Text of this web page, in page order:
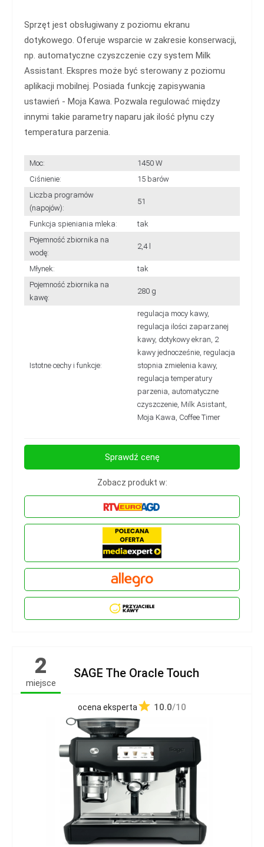
Sprzęt jest obsługiwany z poziomu ekranu
dotykowego. Oferuje wsparcie w zakresie konserwacji,
np. automatyczne czyszczenie czy system Milk
Assistant. Ekspres może być sterowany z poziomu
aplikacji mobilnej. Posiada funkcję zapisywania
ustawień - Moja Kawa. Pozwala regulować między
innymi takie parametry naparu jak ilość płynu czy
temperatura parzenia.
Moc:
1450 W
Ciśnienie:
15 barów
Liczba programów
(napojów):
51
Funkcja spieniania mleka:
tak
Pojemność zbiornika na
wodę:
2,4 l
Młynek:
tak
Pojemność zbiornika na
kawę:
280 g
Istotne cechy i funkcje:
regulacja mocy kawy,
regulacja ilości zaparzanej
kawy, dotykowy ekran, 2
kawy jednocześnie, regulacja
stopnia zmielenia kawy,
regulacja temperatury
parzenia, automatyczne
czyszczenie, Milk Asistant,
Moja Kawa, Coffee Timer
Sprawdź cenę
Zobacz produkt w:
2
miejsce
SAGE The Oracle Touch
ocena eksperta 10.0/10